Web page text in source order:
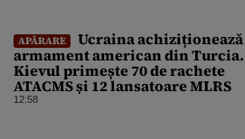
APĂRARE
Ucraina achiziționează
armament american din Turcia.
Kievul primește 70 de rachete
ATACMS și 12 lansatoare MLRS
12:58